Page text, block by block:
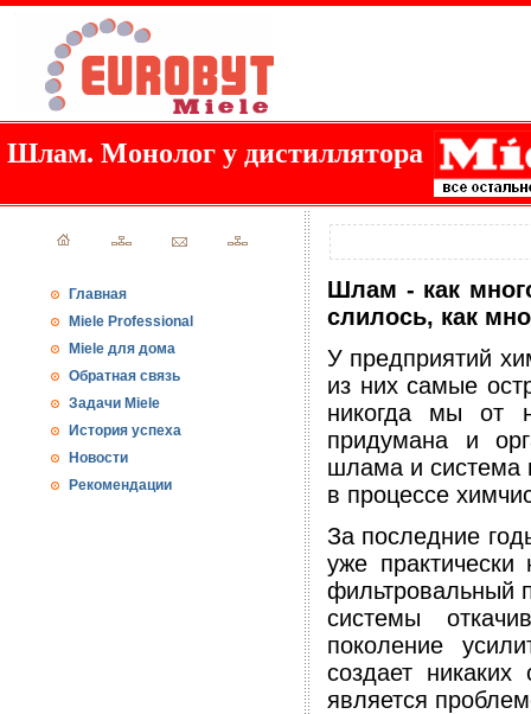
Шлам. Монолог у дистиллятора
Главная
Miele Professional
Miele для дома
Обратная связь
Задачи Miele
История успеха
Новости
Рекомендации
Шлам - как
слилось, как
У предприятий
из них самые
никогда мы от
придумана и
шлама и система
в процессе
За последние
уже практически
фильтровальный
системы
поколение
создает
является